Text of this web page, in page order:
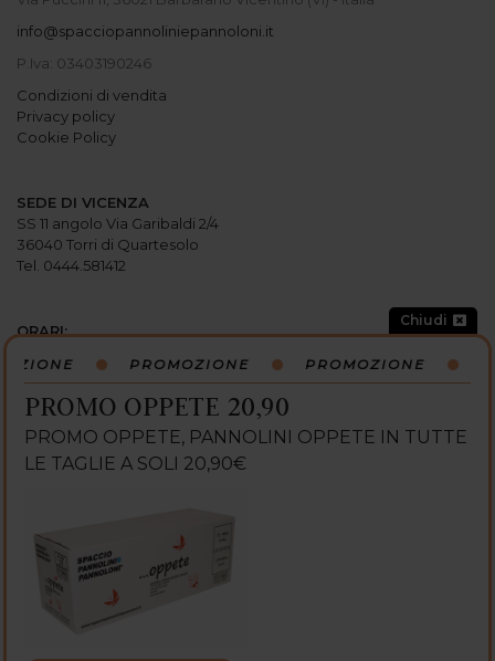
info@spacciopannoliniepannoloni.it
P.Iva: 03403190246
Condizioni di vendita
Privacy policy
Cookie Policy
SEDE DI VICENZA
SS 11 angolo Via Garibaldi 2/4
36040 Torri di Quartesolo
Tel. 0444.581412
ORARI:
Martedi: 9
00-12 :30 / 15:00-19:30
Giovedi: 9:00-12:30 / 15 :00-19: 30
Venerdi: 9:00-12:30 / 15:00-19:30
Sabato: 9:00-13:00 / 15:00-19:30
SEGUICI SU:
Chiudi
PROMOZIONE PROMOZIONE
PROMO OPPETE 20,90
PROMO OPPETE, PANNOLINI OPPETE IN TUTTE
LE TAGLIE A SOLI 20,90€